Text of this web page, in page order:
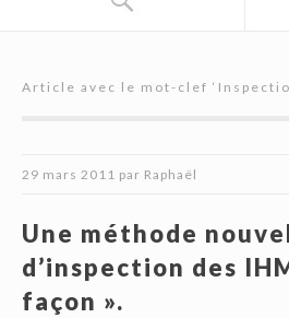
Article avec le mot-clef ‘
29 mars 2011 par Raphaël
Une méthode
d’inspection des
façon ».